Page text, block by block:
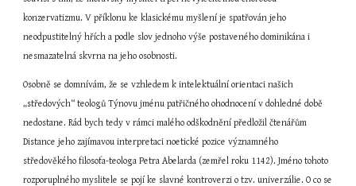
konzervatizmu. V příklonu ke klasickému myšlení je spatřován jeho
neodpustitelný hřích a podle slov jednoho výše postaveného dominikána i
nesmazatelná skvrna na jeho osobnosti.
Osobně se domnívám, že se vzhledem k intelektuální orientaci našich
„středových“ teologů Týnovu jménu patřičného ohodnocení v dohledné době
nedostane. Rád bych tedy v rámci malého odškodnění předložil čtenářům
Distance jeho zajímavou interpretaci noetické pozice významného
středověkého filosofa-teologa Petra Abelarda (zemřel roku 1142). Jméno tohoto
rozporuplného myslitele se pojí ke slavné kontroverzi o tzv. univerzálie. O co se